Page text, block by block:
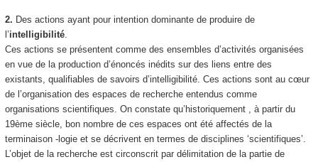
2. Des actions ayant pour intention dominante de produire de
l’intelligibilité.
Ces actions se présentent comme des ensembles d’activités organisées
en vue de la production d’énoncés inédits sur des liens entre des
existants, qualifiables de savoirs d’intelligibilité. Ces actions sont au cœur
de l’organisation des espaces de recherche entendus comme
organisations scientifiques. On constate qu’historiquement , à partir du
19ème siècle, bon nombre de ces espaces ont été affectés de la
terminaison -logie et se décrivent en termes de disciplines ‘scientifiques’.
L’objet de la recherche est circonscrit par délimitation de la partie de